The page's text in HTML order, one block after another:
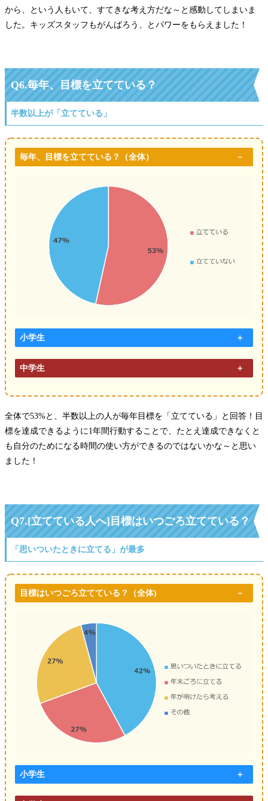
から、という人もいて、すてきな考え方だな～と感動してしまいま
した。キッズスタッフもがんばろう、とパワーをもらえました！
Q6.毎年、目標を立てている？
半数以上が「立てている」
毎年、目標を立てている？ （全体）
小学生
中学生
全体で53%と、半数以上の人が毎年目標を「立てている」と回答！目
標を達成できるように1年間行動することで、たとえ達成できなくと
も自分のためになる時間の使い方ができるのではないかな～と思い
ました！
Q7.[立てている人へ]目標はいつごろ立てている？
「思いついたときに立てる」が最多
目標はいつごろ立てている？ （全体)
小学生